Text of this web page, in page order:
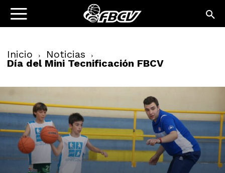
Inicio Noticias
Día del Mini Tecnificación FBCV